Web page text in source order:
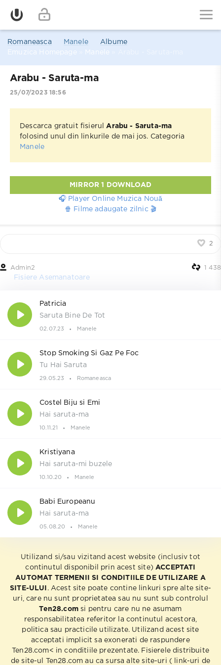
Romaneasca Manele
Albume
Emuzica Homepage
Manele
Arabu - Saruta-ma
25/07/2023 18:56
Descarca gratuit fisierul Arabu - Saruta-ma
folosind unul din linkurile de mai jos. Categoria
Manele
MIRROR 1 DOWNLOAD
🎧 Player Online Muzica Nouă
🍿 Filme adaugate zilnic 🎬
2
Admin2 1 438
Fisiere Asemanatoare
Patricia
Saruta Bine De Tot
02.07.23 Manele
Stop Smoking Si Gaz Pe Foc
Tu Hai Saruta
29.05.23 Romaneasca
Costel Biju si Emi
Hai saruta-ma
10.11.21 Manele
Kristiyana
Hai saruta-mi buzele
10.10.20 Manele
Babi Europeanu
Hai saruta-ma
05.08.20 Manele
Utilizand si/sau vizitand acest website (inclusiv tot
continutul disponibil prin acest site) ACCEPTATI
AUTOMAT TERMENII SI CONDITIILE DE UTILIZARE A
SITE-ULUI
. Acest site poate contine linkuri spre alte site-
uri, care nu sunt proprietatea sau nu sunt sub controlul
Ten28.comsi pentru care nu ne asumam
responsabilitatea referitor la continutul acestora,
politica sau practicile utilizate. Utilizand acest site
acceptati implicit sa exonerati de raspundere
Ten28.com< in conditiile prezentate. Fisierele distribuite
de site-ul Ten28.com au ca sursa alte site-uri ( link-uri de